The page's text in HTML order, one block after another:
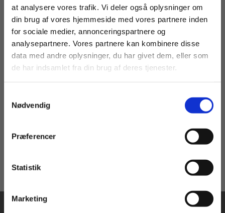
at analysere vores trafik. Vi deler også oplysninger om
din brug af vores hjemmeside med vores partnere inden
for sociale medier, annonceringspartnere og
analysepartnere. Vores partnere kan kombinere disse
data med andre oplysninger, du har givet dem, eller som
de har indsamlet fra din brug af deres tjenester.
Nødvendig
Præferencer
Statistik
Marketing
webBog
Sundhedsfremme, forebyggelse og rehabilitering (SSA)
Julie Floor Johannesen Lone Andersen
For privatkunder og
studerende. Du får
vist priser inkl.
For institutioner og
virksomheder. Du
får vist priser ekskl.